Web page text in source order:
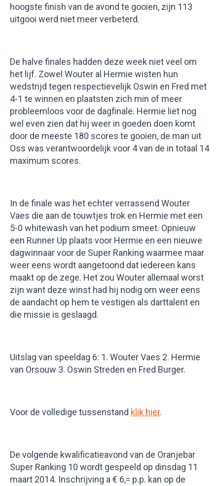
hoogste finish van de avond te gooien, zijn 113
uitgooi werd niet meer verbeterd.
De halve finales hadden deze week niet veel om
het lijf. Zowel Wouter al Hermie wisten hun
wedstrijd tegen respectievelijk Oswin en Fred met
4-1 te winnen en plaatsten zich min of meer
probleemloos voor de dagfinale. Hermie liet nog
wel even zien dat hij weer in goeden doen komt
door de meeste 180 scores te gooien, de man uit
Oss was verantwoordelijk voor 4 van de in totaal 14
maximum scores.
In de finale was het echter verrassend Wouter
Vaes die aan de touwtjes trok en Hermie met een
5-0 whitewash van het podium smeet. Opnieuw
een Runner Up plaats voor Hermie en een nieuwe
dagwinnaar voor de Super Ranking waarmee maar
weer eens wordt aangetoond dat iedereen kans
maakt op de zege. Het zou Wouter allemaal worst
zijn want deze winst had hij nodig om weer eens
de aandacht op hem te vestigen als darttalent en
die missie is geslaagd.
Uitslag van speeldag 6: 1. Wouter Vaes 2. Hermie
van Orsouw 3. Oswin Streden en Fred Burger.
Voor de volledige tussenstand klik hier.
De volgende kwalificatieavond van de Oranjebar
Super Ranking 10 wordt gespeeld op dinsdag 11
maart 2014. Inschrijving a € 6,= p.p. kan op de